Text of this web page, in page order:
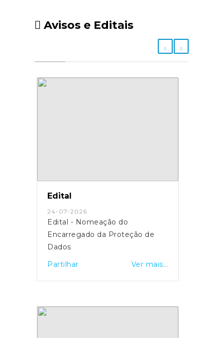
Avisos e Editais
Edital
24-07-2026
Edital - Nomeação do
Encarregado da Proteção de
Dados
Partilhar
Ver mais...